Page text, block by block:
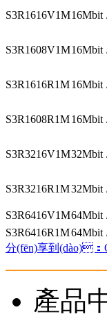
S3R1616V1M16Mbit
S3R1608V1M16Mbit
S3R1616R1M16Mbit
S3R1608R1M16Mbit
S3R3216V1M32Mbit
S3R3216R1M32Mbit
S3R6416V1M64Mbit
S3R6416R1M64Mbit
分(fēn)享到(dào)：
產品